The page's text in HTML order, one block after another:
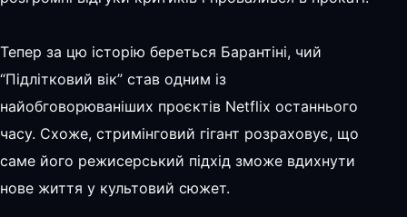
Тепер за цю історію береться Барантіні, чий
“Підлітковий вік” став одним із
найобговорюваніших проєктів Netflix останнього
часу. Схоже, стримінговий гігант розраховує, що
саме його режисерський підхід зможе вдихнути
нове життя у культовий сюжет.